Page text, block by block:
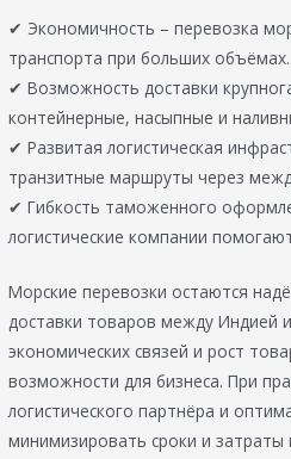
✔ Экономичность – перевозка
транспорта при больших объёмах.
✔ Возможность доставки
контейнерные, насыпные и
✔ Развитая логистическая
транзитные маршруты через
✔ Гибкость таможенного
логистические компании
Морские перевозки остаются
доставки товаров между Индией
экономических связей и рост
возможности для бизнеса. При
логистического партнёра и
минимизировать сроки и затраты